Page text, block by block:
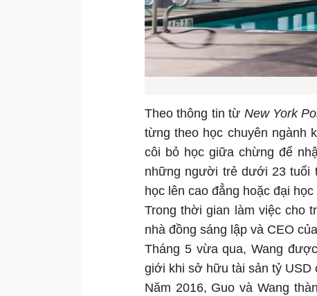
Theo thông tin từ New York
từng theo học chuyên ngành
côi bỏ học giữa chừng để
những người trẻ dưới 23 tuổi
học lên cao đẳng hoặc đại
Trong thời gian làm việc cho
nhà đồng sáng lập và CEO
Tháng 5 vừa qua, Wang được
giới khi sở hữu tài sản tỷ USD
Năm 2016, Guo và Wang